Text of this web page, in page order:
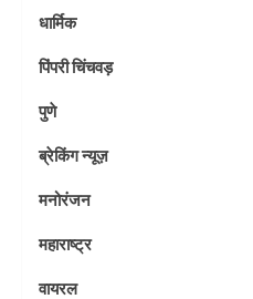
धार्मिक
पिंपरी चिंचवड़
पुणे
ब्रेकिंग न्यूज़
मनोरंजन
महाराष्ट्र
वायरल